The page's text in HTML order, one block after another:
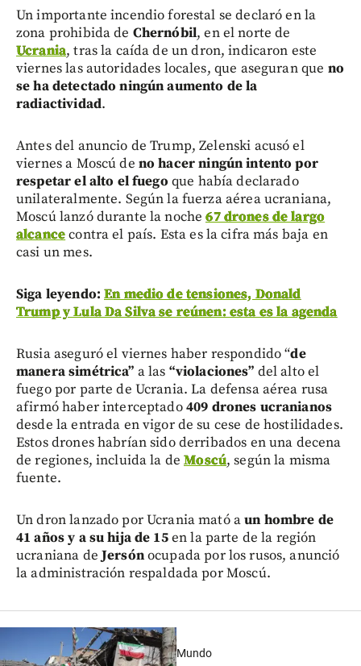
Un importante incendio forestal se declaró en la
zona prohibida de Chernóbil, en el norte de
Ucrania, tras la caída de un dron, indicaron este
viernes las autoridades locales, que aseguran que no
se ha detectado ningún aumento de la
radiactividad.
Antes del anuncio de Trump, Zelenski acusó el
viernes a Moscú de no hacer ningún intento por
respetar el alto el fuego que había declarado
unilateralmente. Según la fuerza aérea ucraniana,
Moscú lanzó durante la noche67 drones de largo
alcancecontra el país. Esta es la cifra más baja en
casi un mes.
Siga leyendo:En medio de tensiones, Donald
Trump y Lula Da Silva se reúnen: esta es la agenda
Rusia aseguró el viernes haber respondido “de
manera simétrica” a las “violaciones” del alto el
fuego por parte de Ucrania. La defensa aérea rusa
afirmó haber interceptado409 drones ucranianos
desde la entrada en vigor de su cese de hostilidades.
Estos drones habrían sido derribados en una decena
de regiones, incluida la deMoscú, según la misma
fuente.
Un dron lanzado por Ucrania mató aun hombre de
41 años y a su hija de 15en la parte de la región
ucraniana deJersónocupada por los rusos, anunció
la administración respaldada por Moscú.
Mundo